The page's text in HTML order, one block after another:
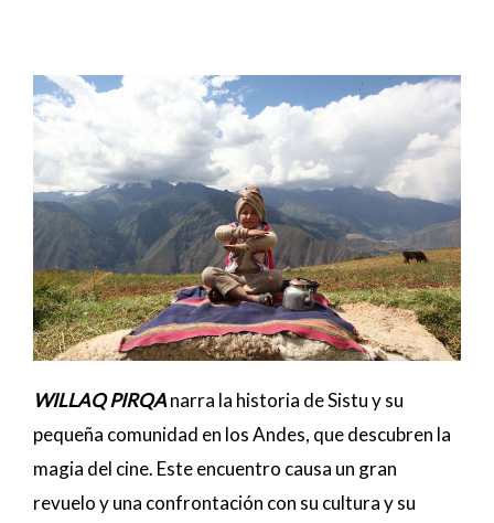
WILLAQ PIRQAnarra la historia de Sistu y su
pequeña comunidad en los Andes, que descubren la
magia del cine. Este encuentro causa un gran
revuelo y una confrontación con su cultura y su